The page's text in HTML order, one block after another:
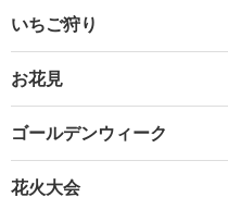
いちご狩り
お花見
ゴールデンウィーク
花火大会